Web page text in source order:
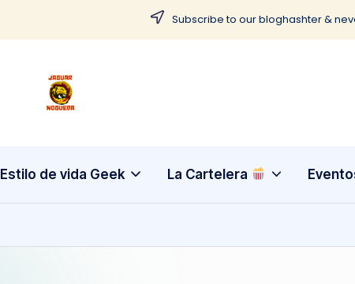
Subscribe to our bloghashter &
J
g
u
a
CONTENIDO
Estilo de vida Geek La Cartelera